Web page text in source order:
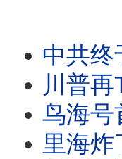
中共终于
川普再
鸟海号首
里海炸了！